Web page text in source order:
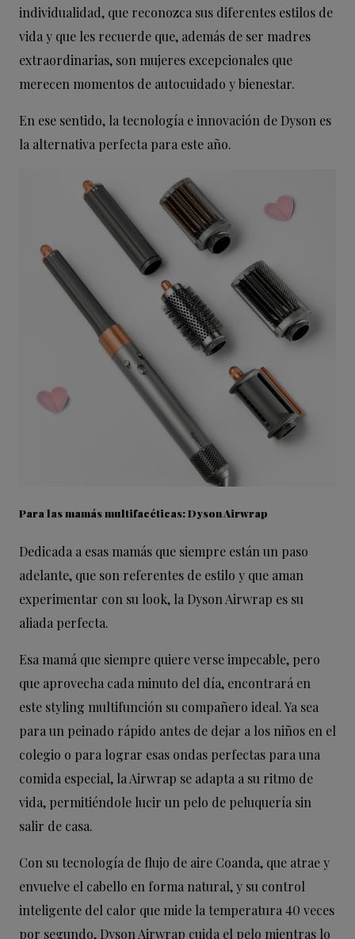
individualidad, que reconozca sus diferentes estilos de
vida y que les recuerde que, además de ser madres
extraordinarias, son mujeres excepcionales que
merecen momentos de autocuidado y bienestar.
En ese sentido, la tecnología e innovación de Dyson es
la alternativa perfecta para este año.
Para las mamás multifacéticas: Dyson Airwrap
Dedicada a esas mamás que siempre están un paso
adelante, que son referentes de estilo y que aman
experimentar con su look, la Dyson Airwrap es su
aliada perfecta.
Esa mamá que siempre quiere verse impecable, pero
que aprovecha cada minuto del día, encontrará en
este styling multifunción su compañero ideal. Ya sea
para un peinado rápido antes de dejar a los niños en el
colegio o para lograr esas ondas perfectas para una
comida especial, la Airwrap se adapta a su ritmo de
vida, permitiéndole lucir un pelo de peluquería sin
salir de casa.
Con su tecnología de flujo de aire Coanda, que atrae y
envuelve el cabello en forma natural, y su control
inteligente del calor que mide la temperatura 40 veces
por segundo, Dyson Airwrap cuida el pelo mientras lo